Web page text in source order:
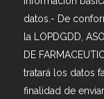
datos.- De
la LOPDGDD,
DE
tratará los datos
finalidad de